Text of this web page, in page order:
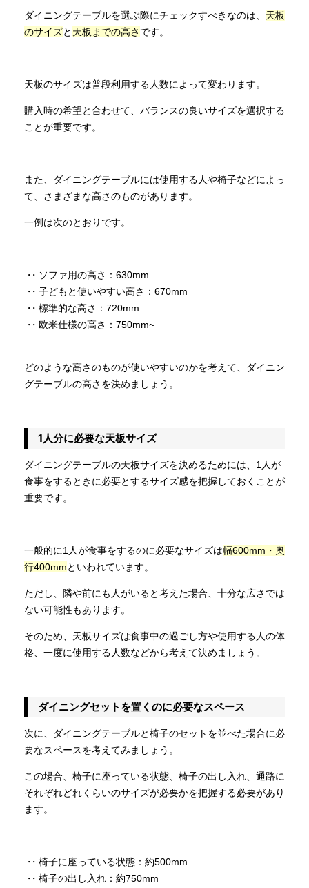
ダイニングテーブルを選ぶ際にチェックすべきなのは、 天板
のサイズと 天板までの高さ です。
天板のサイズは普段利用する人数によって変わります。
購入時の希望と合わせて、バランスの良いサイズを選択する
ことが重要です。
また、ダイニングテーブルには使用する人や椅子などによっ
て、さまざまな高さのものがあります。
一例は次のとおりです。
・ソファ用の高さ：630mm
・子どもと使いやすい高さ：670mm
・標準的な高さ：720mm
・欧米仕様の高さ：750mm~
どのような高さのものが使いやすいのかを考えて、ダイニン
グテーブルの高さを決めましょう。
1人分に必要な天板サイズ
ダイニングテーブルの天板サイズを決めるためには、1人が
食事をするときに必要とするサイズ感を把握しておくことが
重要です。
一般的に1人が食事をするのに必要なサイズは幅600mm・奥
行400mmといわれています。
ただし、隣や前にも人がいると考えた場合、十分な広さでは
ない可能性もあります。
そのため、天板サイズは食事中の過ごし方や使用する人の体
格、一度に使用する人数などから考えて決めましょう。
ダイニングセットを置くのに必要なスペース
次に、ダイニングテーブルと椅子のセットを並べた場合に必
要なスペースを考えてみましょう。
この場合、椅子に座っている状態、椅子の出し入れ、通路に
それぞれどれくらいのサイズが必要かを把握する必要があり
ます。
・椅子に座っている状態：約500mm
・椅子の出し入れ：約750mm